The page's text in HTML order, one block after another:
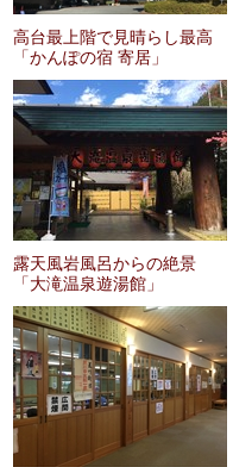
高台最上階で見晴らし最高
「かんぽの宿 寄居」
露天風岩風呂からの絶景
「大滝温泉遊湯館」